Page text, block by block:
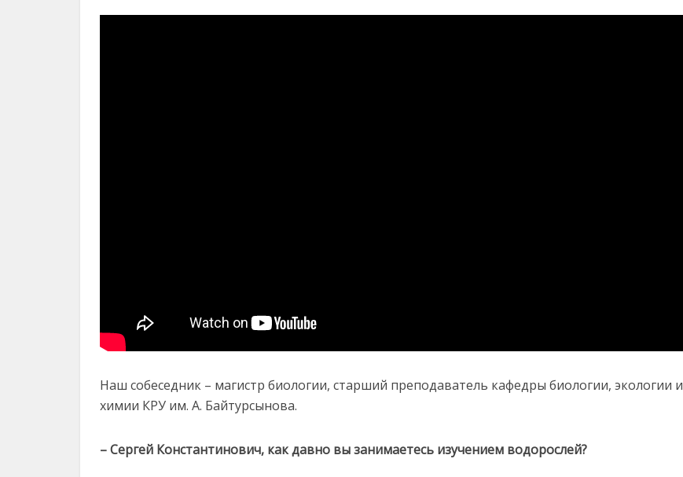
Наш собеседник – магистр биологии, старший преподаватель кафедры биологии, экологии и
химии КРУ им. А. Байтурсынова.
– Сергей Константинович, как давно вы занимаетесь изучением водорослей?